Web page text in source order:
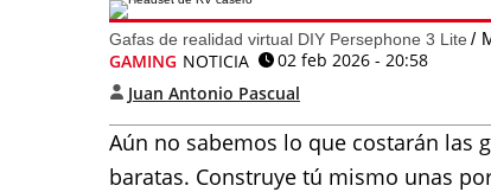
Gafas de realidad virtual DIY Persephone 3 Lite
GAMING NOTICIA
02 feb 2026 - 20:58
Juan Antonio Pascual
Aún no sabemos lo que costarán las
baratas. Construye tú mismo unas